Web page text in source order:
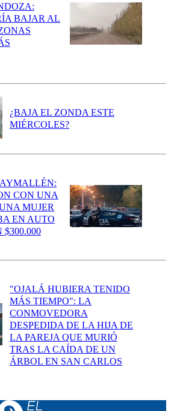
BAJAR AL
¿BAJA EL ZONDA ESTE
MIÉRCOLES?
CON UNA
MUJER
EN AUTO
"OJALÁ HUBIERA TENIDO
MÁS TIEMPO": LA
CONMOVEDORA
DESPEDIDA DE LA HIJA DE
LA PAREJA QUE MURIÓ
TRAS LA CAÍDA DE UN
ÁRBOL EN SAN CARLOS